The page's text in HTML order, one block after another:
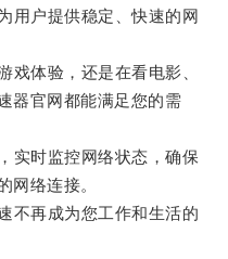
户提供稳定、快速的网
体验，还是在看电影、
器官网都能满足您的需
时监控网络状态，确保
网络连接。
再成为您工作和生活的